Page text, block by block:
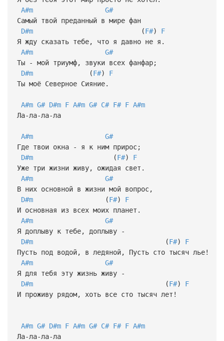
A#m
G#
Самый твой преданный в мире фан
D#m(F#) F
Я жду сказать тебе, что я давно не я.
A#m
G#
Ты - мой триумф, звуки всех фанфар;
D#m(F#) F
Ты моё Северное Сияние.
A#m G# D#m F A#m G# C# F# F A#m
Ла-ла-ла-ла
A#m
G#
Где твои окна - я к ним прирос;
D#m(F#) F
Уже три жизни живу, ожидая свет.
A#m
G#
В них основной в жизни мой вопрос,
D#m(F#) F
И основная из всех моих планет.
A#m
G#
Я доплыву к тебе, доплыву -
D#m(F#) F
Пусть под водой, в ледяной, Пусть сто тысяч лье!
A#m
G#
Я для тебя эту жизнь живу -
D#m(F#) F
И проживу рядом, хоть все сто тысяч лет!
A#m G# D#m F A#m G# C# F# F A#m
Ла-ла-ла-ла